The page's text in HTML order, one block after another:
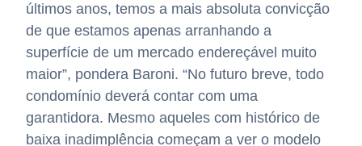
últimos anos, temos a mais absoluta convicção
de que estamos apenas arranhando a
superfície de um mercado endereçável muito
maior”, pondera Baroni. “No futuro breve, todo
condomínio deverá contar com uma
garantidora. Mesmo aqueles com histórico de
baixa inadimplência começam a ver o modelo